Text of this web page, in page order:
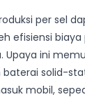
per sel
efisiensi biaya
ini
solid-
mobil,